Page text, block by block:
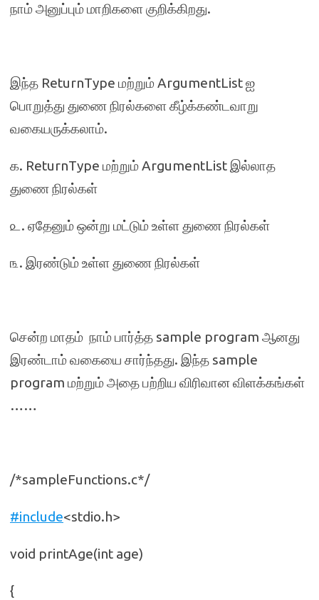
நாம் அனுப்பும் மாறிகளை குறிக்கிறது.
இந்த ReturnType மற்றும் ArgumentList ஐ
பொறுத்து துணை நிரல்களை கீழ்க்கண்டவாறு
வகையருக்கலாம்.
௧. ReturnType மற்றும் ArgumentList இல்லாத
துணை நிரல்கள்
௨. ஏதேனும் ஒன்று மட்டும் உள்ள துணை நிரல்கள்
௩. இரண்டும் உள்ள துணை நிரல்கள்
சென்ற மாதம் நாம் பார்த்த sample program ஆனது
இரண்டாம் வகையை சார்ந்தது. இந்த sample
program மற்றும் அதை பற்றிய விரிவான விளக்கங்கள்
……
/*sampleFunctions.c*/
#include<stdio.h>
void printAge(int age)
{